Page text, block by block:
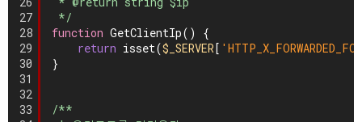
27
28
29
30
31
32
33
*/
function GetClientIp() {
return isset($_SERVER[
}
/**